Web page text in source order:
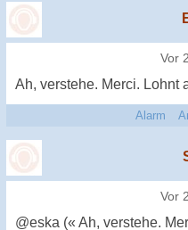
Vor
Ah, verstehe. Merci. Lohnt
Alarm
Vor
@eska (« Ah, verstehe.